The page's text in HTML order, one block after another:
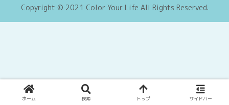
Copyright © 2021 Color Your Life All Rights Reserved.
ホーム 検索 トップ サイドバー